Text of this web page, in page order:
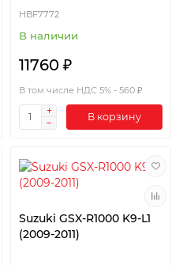
HBF7772
В наличии
11760 ₽
В том числе НДС 5% - 560 ₽
В корзину
Suzuki GSX-R1000 K9-L1
(2009-2011)